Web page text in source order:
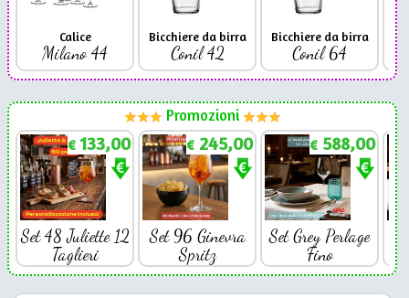
Calice
Milano 44
Bicchiere da birra
Conil 42
Bicchiere da birra
Conil 64
Promozioni
€ 133,00
Set 48 Juliette 12
Taglieri
€ 245,00
Set 96 Ginevra
Spritz
€ 588,00
Set Grey Perlage
Fino